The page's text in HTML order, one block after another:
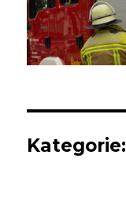
Kategorie: